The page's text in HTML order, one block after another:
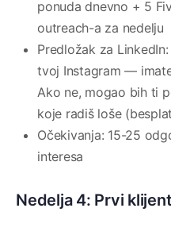
ponuda dnevno + 5
outreach-a za nedelju
Predložak za
tvoj Instagram —
Ako ne, mogao bih ti
koje radiš loše
Očekivanja: 15-25
interesa
Nedelja 4: Prvi